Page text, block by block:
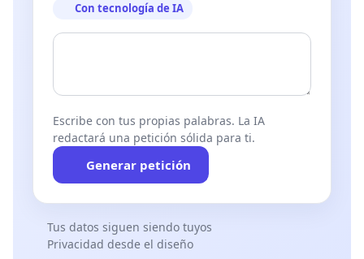
Con tecnología de IA
Escribe con tus propias palabras. La IA
redactará una petición sólida para ti.
Generar petición
Tus datos siguen siendo tuyos
Privacidad desde el diseño